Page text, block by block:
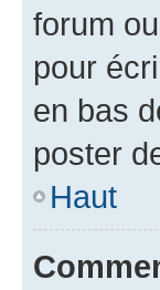
forum
pour
en bas
poster
Haut